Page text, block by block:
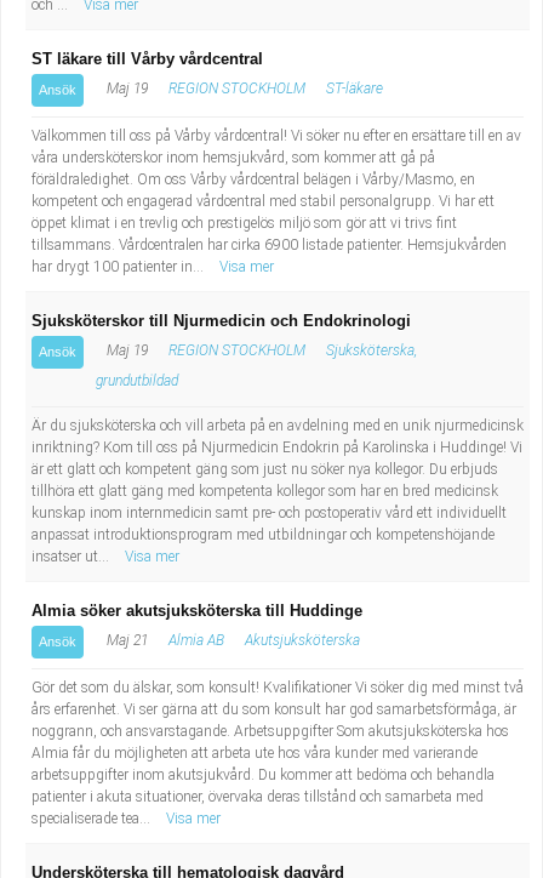
och ... Visa mer
ST läkare till Vårby vårdcentral
Ansök Maj 19 REGION STOCKHOLM ST-läkare
Välkommen till oss på Vårby vårdcentral! Vi söker nu efter en ersättare till en av
våra undersköterskor inom hemsjukvård, som kommer att gå på
föräldraledighet. Om oss Vårby vårdcentral belägen i Vårby/Masmo, en
kompetent och engagerad vårdcentral med stabil personalgrupp. Vi har ett
öppet klimat i en trevlig och prestigelös miljö som gör att vi trivs fint
tillsammans. Vårdcentralen har cirka 6900 listade patienter. Hemsjukvården
har drygt 100 patienter in...
Visa mer
Sjuksköterskor till Njurmedicin och Endokrinologi
Ansök Maj 19 REGION STOCKHOLM
Sjuksköterska,
grundutbildad
Är du sjuksköterska och vill arbeta på en avdelning med en unik njurmedicinsk
inriktning? Kom till oss på Njurmedicin Endokrin på Karolinska i Huddinge! Vi
är ett glatt och kompetent gäng som just nu söker nya kollegor. Du erbjuds
tillhöra ett glatt gäng med kompetenta kollegor som har en bred medicinsk
kunskap inom internmedicin samt pre- och postoperativ vård ett individuellt
anpassat introduktionsprogram med utbildningar och kompetenshöjande
insatser ut...
Visa mer
Almia söker akutsjuksköterska till Huddinge
Ansök Maj 21 Almia AB Akutsjuksköterska
Gör det som du älskar, som konsult! Kvalifikationer Vi söker dig med minst två
års erfarenhet. Vi ser gärna att du som konsult har god samarbetsförmåga, är
noggrann, och ansvarstagande. Arbetsuppgifter Som akutsjuksköterska hos
Almia får du möjligheten att arbeta ute hos våra kunder med varierande
arbetsuppgifter inom akutsjukvård. Du kommer att bedöma och behandla
patienter i akuta situationer, övervaka deras tillstånd och samarbeta med
specialiserade tea...
Visa mer
Undersköterska till hematologisk dagvård